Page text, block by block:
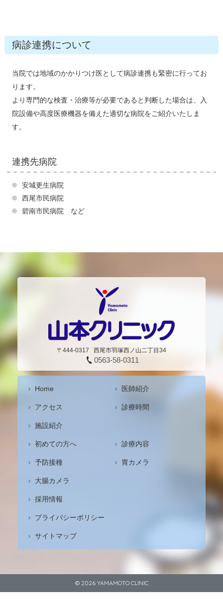
病診連携について
当院では地域のかかりつけ医として病診連携も緊密に行ってお
ります。
より専門的な検査・治療等が必要であると判断した場合は、入
院設備や高度医療機器を備えた適切な病院をご紹介いたしま
す。
連携先病院
安城更生病院
西尾市民病院
碧南市民病院 など
〒444-0317 西尾市羽塚西ノ山二丁目34
0563-58-0311
Home 医師紹介
アクセス 診療時間
施設紹介
初めての方へ 診療内容
予防接種 胃カメラ
大腸カメラ
採用情報
プライバシーポリシー
サイトマップ
© 2026YAMAMOTO CLINIC